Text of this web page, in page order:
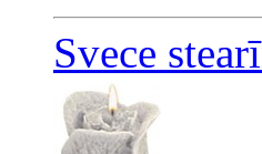
Svece